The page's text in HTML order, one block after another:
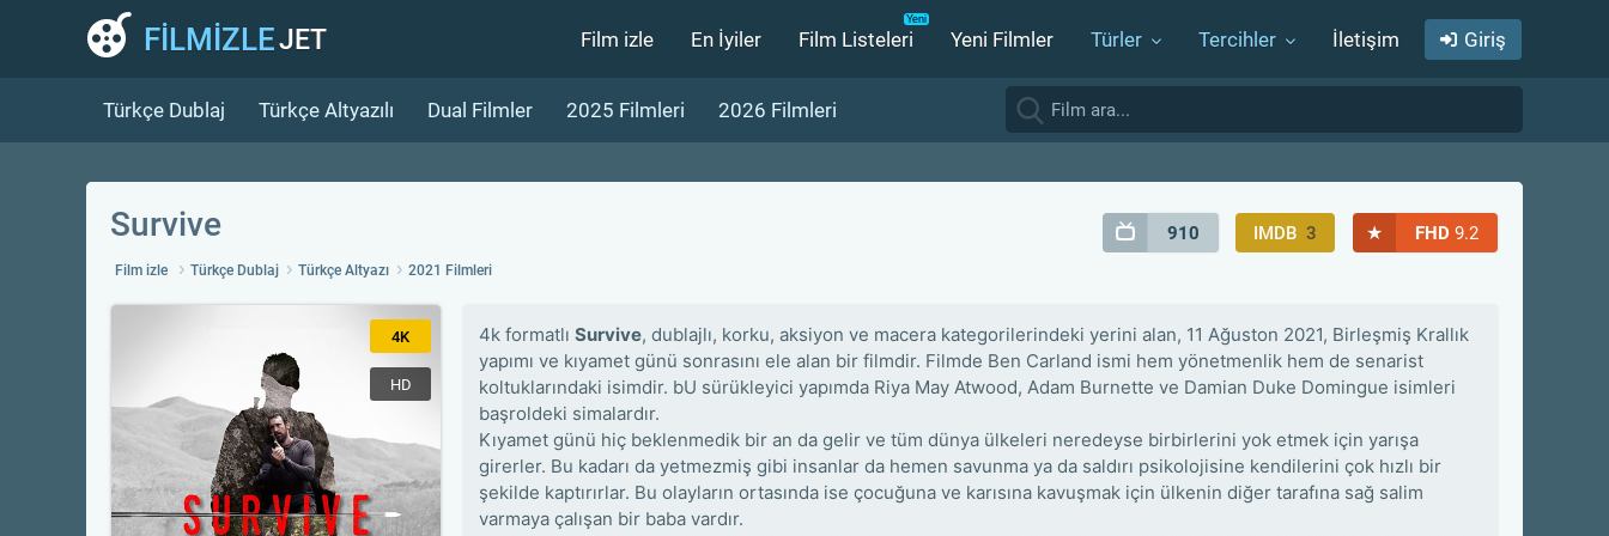
FİLMİZLEJET Film izle En İyiler Film Listeleri Yeni Filmler Türler Tercihler İletişim Giriş
Türkçe Dublaj Türkçe Altyazılı Dual Filmler 2025 Filmleri 2026 Filmleri
Survive
Film izle Türkçe Dublaj Türkçe Altyazı 2021 Filmleri
910 IMDB 3 ★ FHD 9.2
4K
HD
4k formatlı Survive, dublajlı, korku, aksiyon ve macera kategorilerindeki yerini alan, 11 Ağuston 2021, Birleşmiş Krallık
yapımı ve kıyamet günü sonrasını ele alan bir filmdir. Filmde Ben Carland ismi hem yönetmenlik hem de senarist
koltuklarındaki isimdir. bU sürükleyici yapımda Riya May Atwood, Adam Burnette ve Damian Duke Domingue isimleri
başroldeki simalardır.
Kıyamet günü hiç beklenmedik bir an da gelir ve tüm dünya ülkeleri neredeyse birbirlerini yok etmek için yarışa
girerler. Bu kadarı da yetmezmiş gibi insanlar da hemen savunma ya da saldırı psikolojisine kendilerini çok hızlı bir
şekilde kaptırırlar. Bu olayların ortasında ise çocuğuna ve karısına kavuşmak için ülkenin diğer tarafına sağ salim
varmaya çalışan bir baba vardır.